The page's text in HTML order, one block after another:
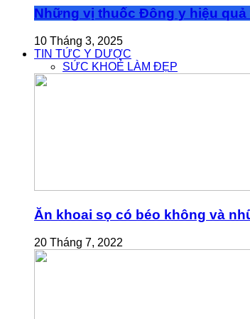
Những vị thuốc Đông y hiệu
10 Tháng 3, 2025
TIN TỨC Y DƯỢC
SỨC KHOẺ LÀM ĐẸP
Ăn khoai sọ có béo không và
20 Tháng 7, 2022